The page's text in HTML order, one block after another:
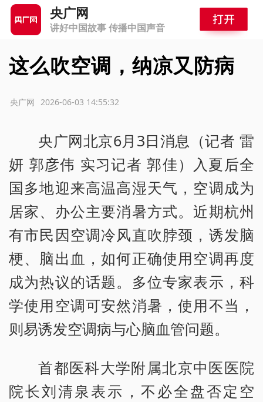
央广网
讲好中国故事 传播中国声音
这么吹空调，纳凉又防病
2026-06-03 14:55:32
央广网
央广网北京6月3日消息（记者 雷
妍 郭彦伟 实习记者 郭佳）入夏后全
国多地迎来高温高湿天气，空调成为
居家、办公主要消暑方式。近期杭州
有市民因空调冷风直吹脖颈，诱发脑
梗、脑出血，如何正确使用空调再度
成为热议的话题。多位专家表示，科
学使用空调可安然消暑，使用不当，
则易诱发空调病与心脑血管问题。
首都医科大学附属北京中医医院
院长刘清泉表示，不必全盘否定空